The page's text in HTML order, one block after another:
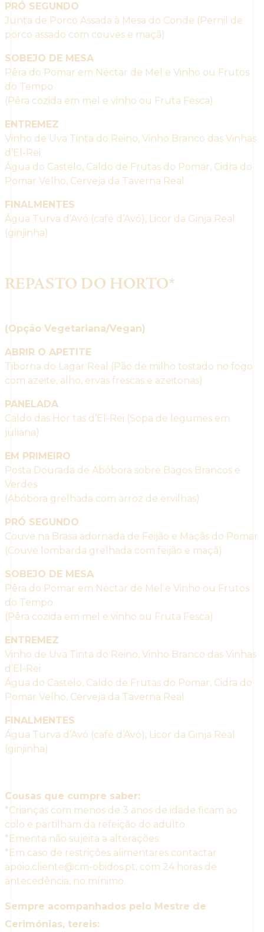
PRÓ SEGUNDO
Junta de Porco Assada à Mesa do Conde (Pernil de
porco assado com couves e maçã)
SOBEJO DE MESA
Pêra do Pomar em Néctar de Mel e Vinho ou Frutos
do Tempo
(Pêra cozida em mel e vinho ou Fruta Fesca)
ENTREMEZ
Vinho de Uva Tinta do Reino, Vinho Branco das Vinhas
d’El-Rei
Água do Castelo, Caldo de Frutas do Pomar, Cidra do
Pomar Velho, Cerveja da Taverna Real
FINALMENTES
Água Turva d’Avó (café d’Avó), Licor da Ginja Real
(ginjinha)
REPASTO DO HORTO*
(Opção Vegetariana/Vegan)
ABRIR O APETITE
Tiborna do Lagar Real (Pão de milho tostado no fogo
com azeite, alho, ervas frescas e azeitonas)
PANELADA
Caldo das Hor tas d’El-Rei (Sopa de legumes em
juliana)
EM PRIMEIRO
Posta Dourada de Abóbora sobre Bagos Brancos e
Verdes
(Abóbora grelhada com arroz de ervilhas)
PRÓ SEGUNDO
Couve na Brasa adornada de Feijão e Maçãs do Pomar
(Couve lombarda grelhada com feijão e maçã)
SOBEJO DE MESA
Pêra do Pomar em Néctar de Mel e Vinho ou Frutos
do Tempo
(Pêra cozida em mel e vinho ou Fruta Fesca)
ENTREMEZ
Vinho de Uva Tinta do Reino, Vinho Branco das Vinhas
d’El-Rei
Água do Castelo, Caldo de Frutas do Pomar, Cidra do
Pomar Velho, Cerveja da Taverna Real
FINALMENTES
Água Turva d’Avó (café d’Avó), Licor da Ginja Real
(ginjinha)
Cousas que cumpre saber:
*Crianças com menos de 3 anos de idade ficam ao
colo e partilham da refeição do adulto
*Ementa não sujeita a alterações
*Em caso de restrições alimentares contactar
apoio.cliente@cm-obidos.pt, com 24 horas de
antecedência, no mínimo.
Sempre acompanhados pelo Mestre de
Cerimónias, tereis: